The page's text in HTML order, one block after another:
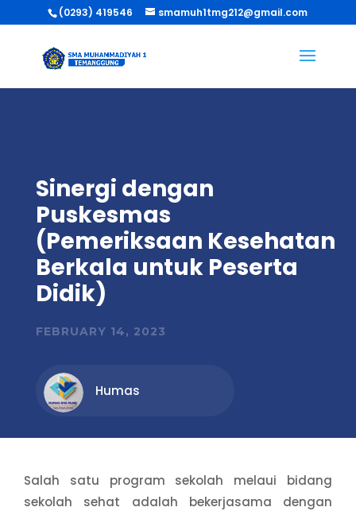
(0293) 419546 smamuh1tmg212@gmail.com
Sinergi dengan
Puskesmas
(Pemeriksaan Kesehatan
Berkala untuk Peserta
Didik)
FEBRUARY 14, 2023
Humas
Salah satu program sekolah melaui bidang
sekolah sehat adalah bekerjasama dengan